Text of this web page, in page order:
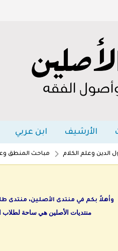
الأرشيف ابن عربي
الدين وعلم الكلام مباحث المنطق
وأهلاً بكم في منتدى الأصلين، منتدى
منتديات الأصلين هي ساحة لطلاب